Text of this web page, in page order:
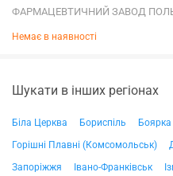
ФАРМАЦЕВТИЧНИЙ ЗАВОД
Немає в наявності
Шукати в інших регіонах
Біла Церква Бориспіль Боярка
Горішні Плавні (Комсомольськ)
Запоріжжя
Івано-Франківськ